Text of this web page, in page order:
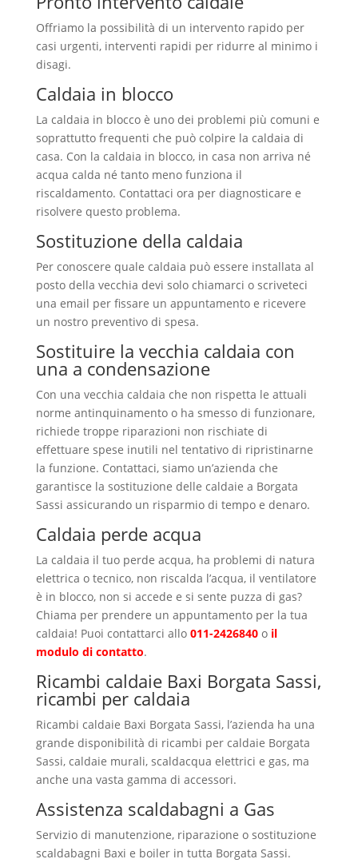
Offriamo la possibilità di un intervento rapido per
casi urgenti, interventi rapidi per ridurre al minimo i
disagi.
Caldaia in blocco
La caldaia in blocco è uno dei problemi più comuni e
soprattutto frequenti che può colpire la caldaia di
casa. Con la caldaia in blocco, in casa non arriva né
acqua calda né tanto meno funziona il
riscaldamento. Contattaci ora per diagnosticare e
risolvere questo problema.
Sostituzione della caldaia
Per conoscere quale caldaia può essere installata al
posto della vecchia devi solo chiamarci o scriveteci
una email per fissare un appuntamento e ricevere
un nostro preventivo di spesa.
Sostituire la vecchia caldaia con
una a condensazione
Con una vecchia caldaia che non rispetta le attuali
norme antinquinamento o ha smesso di funzionare,
richiede troppe riparazioni non rischiate di
effettuare spese inutili nel tentativo di ripristinarne
la funzione. Contattaci, siamo un’azienda che
garantisce la sostituzione delle caldaie a Borgata
Sassi assicurando un risparmio di tempo e denaro.
Caldaia perde acqua
La caldaia il tuo perde acqua, ha problemi di natura
elettrica o tecnico, non riscalda l’acqua, il ventilatore
è in blocco, non si accede e si sente puzza di gas?
Chiama per prendere un appuntamento per la tua
caldaia! Puoi contattarci allo 011-2426840o il
modulo di contatto.
Ricambi caldaie Baxi Borgata Sassi,
ricambi per caldaia
Ricambi caldaie Baxi Borgata Sassi, l’azienda ha una
grande disponibilità di ricambi per caldaie Borgata
Sassi, caldaie murali, scaldacqua elettrici e gas, ma
anche una vasta gamma di accessori.
Assistenza scaldabagni a Gas
Servizio di manutenzione, riparazione o sostituzione
scaldabagni Baxi e boiler in tutta Borgata Sassi.